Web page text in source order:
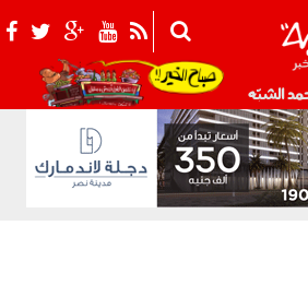
الشبّه 021_2.png